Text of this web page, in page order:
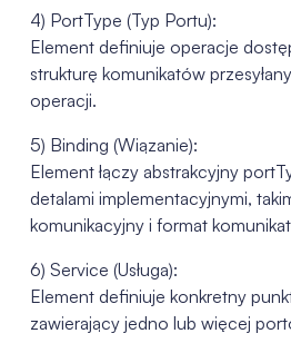
4) PortType (Typ Portu):
Element definiuje operacje
strukturę komunikatów
operacji.
5) Binding (Wiązanie):
Element łączy abstrakcyjny
detalami implementacyjnymi,
komunikacyjny i format
6) Service (Usługa):
Element definiuje konkretny
zawierający jedno lub więcej